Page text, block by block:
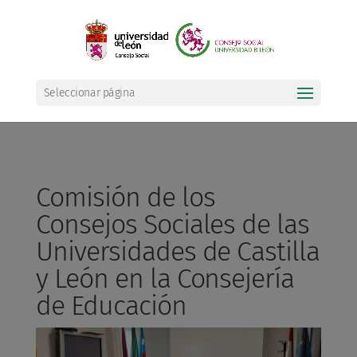
Seleccionar página
Comisión de los
Consejos Sociales de las
Universidades de Castilla
y León en la Consejería
de Educación